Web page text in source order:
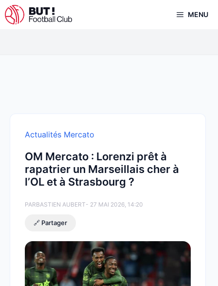
Aller
au
MENU
Actualités Mercato
OM Mercato : Lorenzi prêt à
rapatrier un Marseillais cher à
l’OL et à Strasbourg ?
PARBASTIEN AUBERT- 27 MAI 2026, 14:20
🔗 Partager